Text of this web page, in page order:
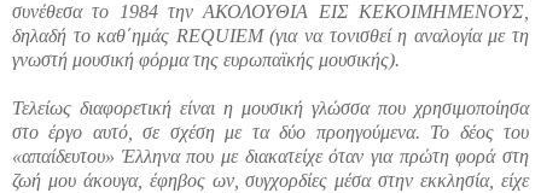
συνέθεσα το 1984 την ΑΚΟΛΟΥΘΙΑ ΕΙΣ ΚΕΚΟΙΜΗΜΕΝΟΥΣ,
δηλαδή το καθ΄ημάς REQUIEM (για να τονισθεί η αναλογία με τη
γνωστή μουσική φόρμα της ευρωπαϊκής μουσικής).
Τελείως διαφορετική είναι η μουσική γλώσσα που χρησιμοποίησα
στο έργο αυτό, σε σχέση με τα δύο προηγούμενα. Το δέος του
«απαίδευτου» Έλληνα που με διακατείχε όταν για πρώτη φορά στη
ζωή μου άκουγα, έφηβος ων, συγχορδίες μέσα στην εκκλησία, είχε